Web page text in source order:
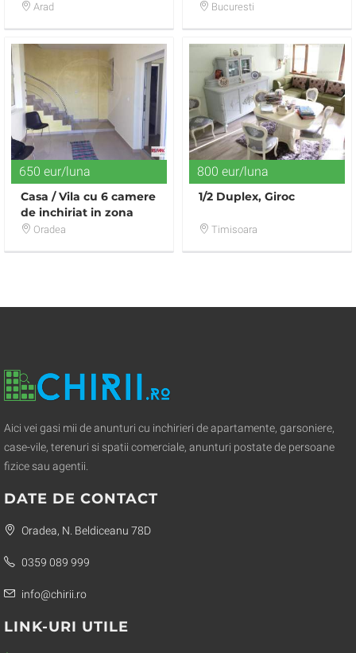
Arad Bucuresti
650 eur/luna
Casa / Vila cu 6 camere
de inchiriat in zona
Oncea
Oradea
800 eur/luna
1/2 Duplex, Giroc
Timisoara
Aici vei gasi mii de anunturi cu inchirieri de apartamente, garsoniere,
case-vile, terenuri si spatii comerciale, anunturi postate de persoane
fizice sau agentii.
DATE DE CONTACT
Oradea, N. Beldiceanu 78D
0359 089 999
info@chirii.ro
LINK-URI UTILE